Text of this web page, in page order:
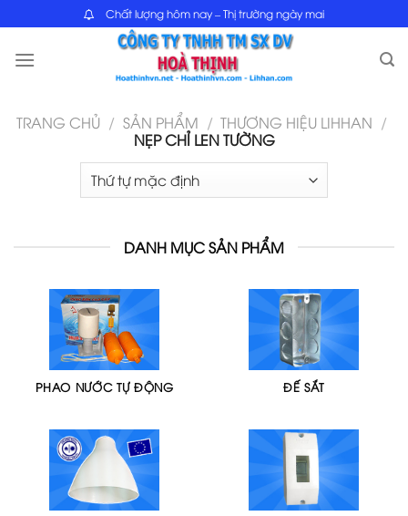
content
Chất lượng hôm nay – Thị trường ngày mai
TRANG CHỦ / SẢN PHẨM / THƯƠNG HIỆU LIHHAN /
NẸP CHỈ LEN TƯỜNG
DANH MỤC SẢN PHẨM
PHAO NƯỚC TỰ ĐỘNG ĐẾ SẮT